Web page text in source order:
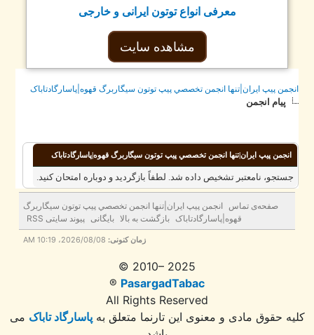
معرفی انواع توتون ایرانی و خارجی
مشاهده سایت
پيپ ايران|تنها انجمن تخصصي پيپ توتون سيگاربرگ قهوه|پاسارگادتاباک
پیام انجمن
انجمن پيپ ايران|تنها انجمن تخصصي پيپ توتون سيگاربرگ قهوه|پاسارگادتاباک
جستجو، نامعتبر تشخیص داده شد. لطفاً بازگردید و دوباره امتحان کنید.
صفحه‌ی تماس
انجمن پيپ ايران|تنها انجمن تخصصي پيپ توتون سيگاربرگ
قهوه|پاسارگادتاباک بازگشت به بالا بایگانی پیوند سایتی RSS
زمان کنونی:2026/08/08، 10:19 AM
© 2010– 2025
®PasargadTabac
All Rights Reserved
حقوق مادی و معنوی اين تارنما متعلق بهپاسارگاد تاباکمی